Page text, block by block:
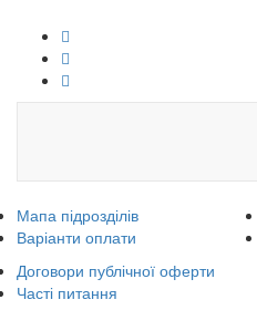
Мапа підрозділів
Варіанти оплати
Договори публічної оферти
Часті питання